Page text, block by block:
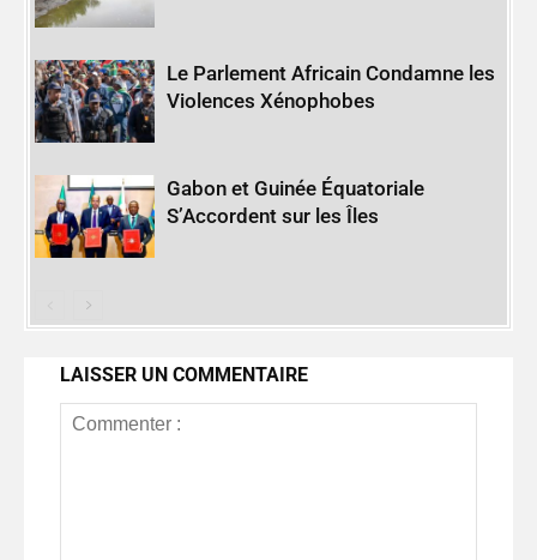
Le Parlement Africain Condamne les
Violences Xénophobes
Gabon et Guinée Équatoriale
S’Accordent sur les Îles
LAISSER UN COMMENTAIRE